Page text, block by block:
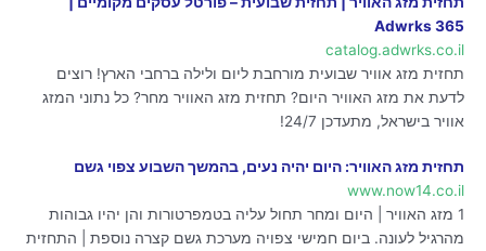
Adwrks 365
catalog.adwrks.co.il
תחזית מזג אוויר שבועית מורחבת ליום ולילה ברחבי הארץ! רוצים
לדעת את מזג האוויר היום? תחזית מזג האוויר מחר? כל נתוני המזג
אוויר בישראל, מתעדכן 24/7!
תחזית מזג האוויר: היום יהיה נעים, בהמשך השבוע צפוי גשם
www.now14.co.il
1 מזג האוויר | היום ומחר תחול עליה בטמפרטורות והן יהיו גבוהות
מהרגיל לעונה. ביום חמישי צפויה מערכת גשם קצרה נוספת | התחזית